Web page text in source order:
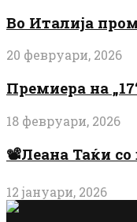
Во Италија
20 февруари, 2026
Премиера на
18 февруари, 2026
📽️Леана Таќи со
12 јануари, 2026